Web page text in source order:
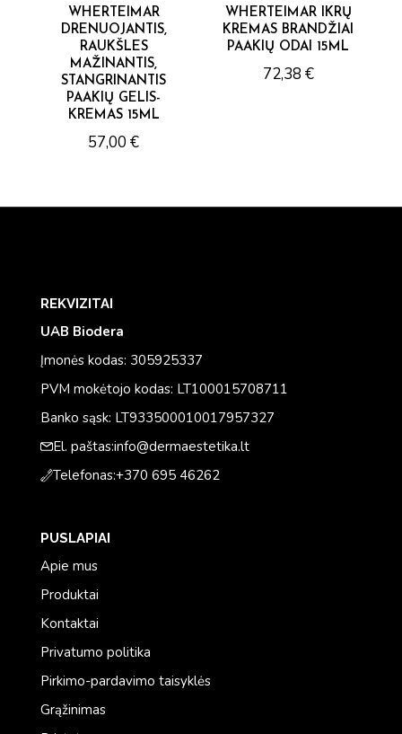
WHERTEIMAR
DRENUOJANTIS,
RAUKŠLES
MAŽINANTIS,
STANGRINANTIS
PAAKIŲ GELIS-
KREMAS 15ML
57,00€
WHERTEIMAR IKRŲ
KREMAS BRANDŽIAI
PAAKIŲ ODAI 15ML
72,38 €
REKVIZITAI
UAB Biodera
Įmonės kodas: 305925337
PVM mokėtojo kodas: LT100015708711
Banko sąsk: LT933500010017957327
El. paštas:info@dermaestetika.lt
Telefonas:+370 695 46262
PUSLAPIAI
Apie mus
Produktai
Kontaktai
Privatumo politika
Pirkimo-pardavimo taisyklės
Grąžinimas